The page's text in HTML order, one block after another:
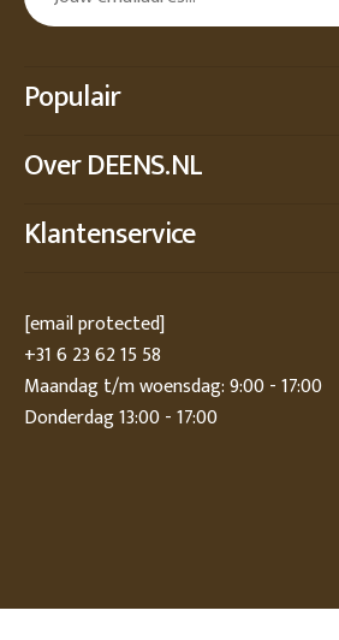
Populair
Over DEENS.NL
Klantenservice
[email protected]
+31 6 23 62 15 58
Maandag t/m woensdag: 9:00 - 17:00
Donderdag 13:00 - 17:00